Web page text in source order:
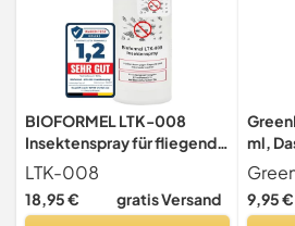
BIOFORMEL LTK-008
Insektenspray für fliegende
& kriechende Insekten
bekämpfen -
Insektenmittel - Anti-
LTK-008
18,95 € gratis Versand
ml,
für
9,95 €